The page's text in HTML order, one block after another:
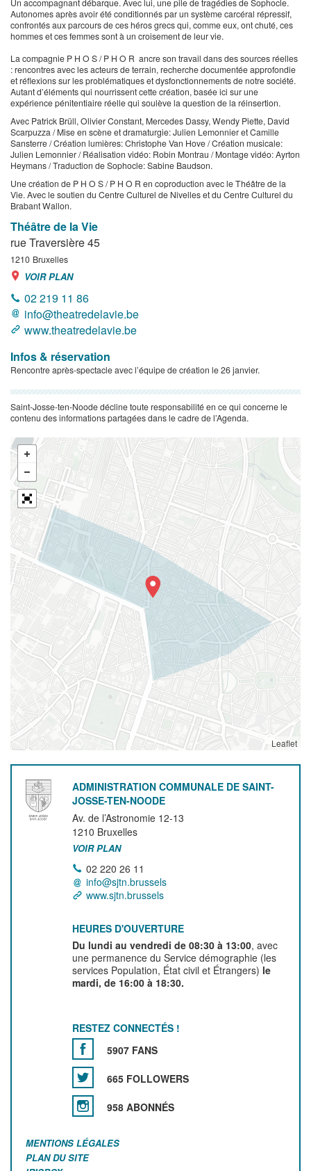
Autonomes après avoir été conditionnés par un système carcéral répressif,
confrontés aux parcours de ces héros grecs qui, comme eux, ont chuté, ces
hommes et ces femmes sont à un croisement de leur vie.
La compagnie P H O S / P H O R ancre son travail dans des sources réelles
: rencontres avec les acteurs de terrain, recherche documentée approfondie
et réflexions sur les problématiques et dysfonctionnements de notre société.
Autant d’éléments qui nourrissent cette création, basée ici sur une
expérience pénitentiaire réelle qui soulève la question de la réinsertion.
Avec Patrick Brüll, Olivier Constant, Mercedes Dassy, Wendy Piette, David
Scarpuzza / Mise en scène et dramaturgie: Julien Lemonnier et Camille
Sansterre / Création lumières: Christophe Van Hove / Création musicale:
Julien Lemonnier / Réalisation vidéo: Robin Montrau / Montage vidéo: Ayrton
Heymans / Traduction de Sophocle: Sabine Baudson.
Une création de P H O S / P H O R en coproduction avec le Théâtre de la
Vie. Avec le soutien du Centre Culturel de Nivelles et du Centre Culturel du
Brabant Wallon.
Théâtre de la Vie
rue Traversière 45
1210 Bruxelles
VOIR PLAN
02 219 11 86
info@theatredelavie.be
www.theatredelavie.be
Infos & réservation
Rencontre après-spectacle avec l’équipe de création le 26 janvier.
Saint-Josse-ten-Noode décline toute responsabilité en ce qui concerne le
contenu des informations partagées dans le cadre de l’Agenda.
Leaflet
ADMINISTRATION COMMUNALE DE SAINT-
JOSSE-TEN-NOODE
Av. de l’Astronomie 12-13
1210 Bruxelles
VOIR PLAN
02 220 26 11
info@sjtn.brussels
www.sjtn.brussels
HEURES D'OUVERTURE
Du lundi au vendredi de 08:30 à 13:00, avec
une permanence du Service démographie (les
services Population, État civil et Étrangers) le
mardi, de 16:00 à 18:30.
RESTEZ CONNECTÉS !
5907 FANS
665 FOLLOWERS
958 ABONNÉS
MENTIONS LÉGALES
PLAN DU SITE